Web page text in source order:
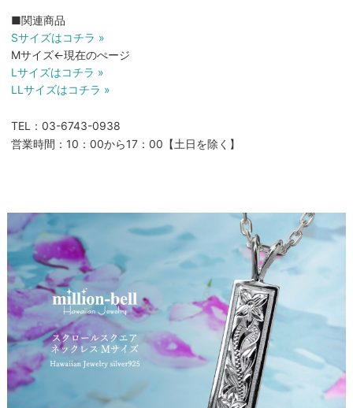
■関連商品
Sサイズはコチラ »
Mサイズ←現在のぺージ
Lサイズはコチラ »
LLサイズはコチラ »
TEL：03-6743-0938
営業時間：10：00から17：00【土日を除く】